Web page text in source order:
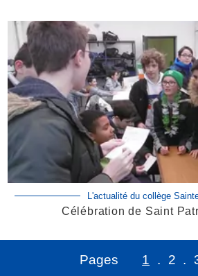
L'actualité du collège
Célébration de Saint
1 2